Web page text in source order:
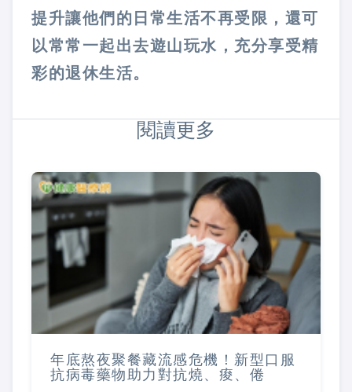
提升讓他們的日常生活不再受限，還可
以常常一起出去遊山玩水，充分享受精
彩的退休生活。
閱讀更多
年底熬夜聚餐藏流感危機！新型口服
抗病毒藥物助力對抗燒、痠、倦